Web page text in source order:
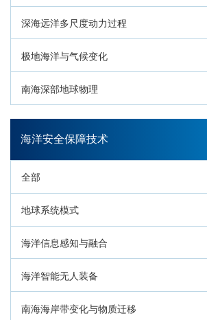
深海远洋多尺度动力过程
极地海洋与气候变化
南海深部地球物理
深海生命与生态过程
海洋安全保障技术
全部
地球系统模式
海洋信息感知与融合
海洋智能无人装备
南海海岸带变化与物质迁移